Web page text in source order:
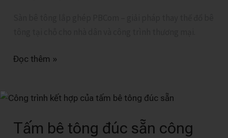
Ngày!
Đọc thêm »
Tấm bê tông đúc sẵn công
Tấm
tông